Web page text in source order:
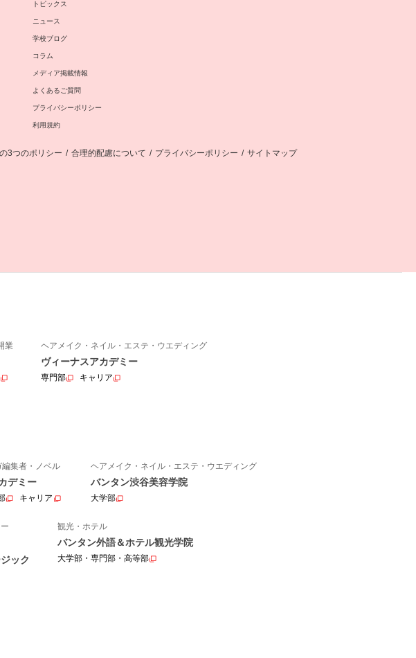
トピックス
ニュース
学校ブログ
コラム
メディア掲載情報
よくあるご質問
プライバシーポリシー
利用規約
3つのポリシー / 合理的配慮について / プライバシーポリシー / サイトマップ
業 ヘアメイク・ネイル・エステ・ウエディング
ヴィーナスアカデミー
専門部 キャリア
集者・ノベル
デミー
キャリア
ヘアメイク・ネイル・エステ・ウエディング
バンタン渋谷美容学院
大学部
ック
観光・ホテル
バンタン外語＆ホテル観光学院
大学部・専門部・高等部